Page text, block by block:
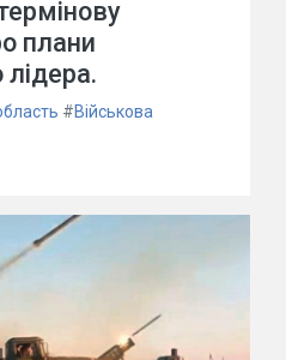
плани
лідера.
#Військова